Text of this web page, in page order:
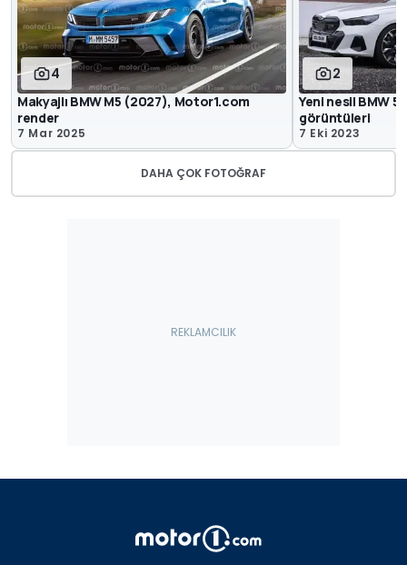
4
Makyajlı BMW M5 (2027), Motor1.com
render
7 Mar 2025
2
Yeni nesil BMW
görüntüleri
7 Eki 2023
DAHA ÇOK FOTOĞRAF